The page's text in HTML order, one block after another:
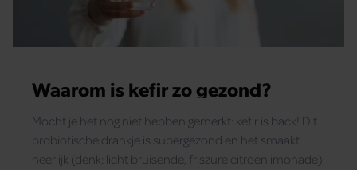
Waarom is kefir zo gezond?
Mocht je het nog niet hebben gemerkt: kefir is back! Dit
probiotische drankje is supergezond en het smaakt
heerlijk (denk: licht bruisende, friszure citroenlimonade).